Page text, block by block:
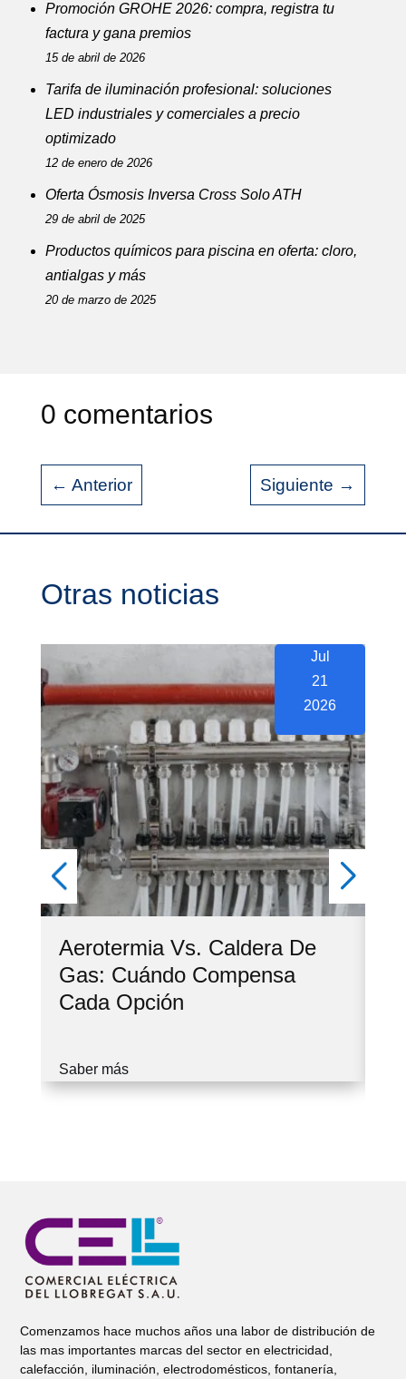
Promoción GROHE 2026: compra, registra tu
factura y gana premios
15 de abril de 2026
Tarifa de iluminación profesional: soluciones
LED industriales y comerciales a precio
optimizado
12 de enero de 2026
Oferta Ósmosis Inversa Cross Solo ATH
29 de abril de 2025
Productos químicos para piscina en oferta: cloro,
antialgas y más
20 de marzo de 2025
0 comentarios
← Anterior Siguiente →
Otras noticias
Jul
21
2026
Aerotermia Vs. Caldera De
Gas: Cuándo Compensa
Cada Opción
Saber más
Comenzamos hace muchos años una labor de distribución de
las mas importantes marcas del sector en electricidad,
calefacción, iluminación, electrodomésticos, fontanería,